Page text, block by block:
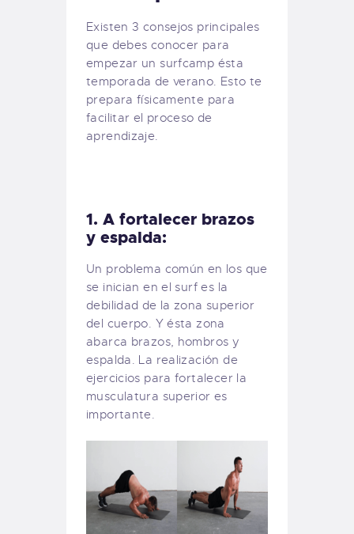
Existen 3 consejos principales
que debes conocer para
empezar un surfcamp ésta
temporada de verano. Esto te
prepara físicamente para
facilitar el proceso de
aprendizaje.
1. A fortalecer brazos
y espalda:
Un problema común en los que
se inician en el surf es la
debilidad de la zona superior
del cuerpo. Y ésta zona
abarca brazos, hombros y
espalda. La realización de
ejercicios para fortalecer la
musculatura superior es
importante.